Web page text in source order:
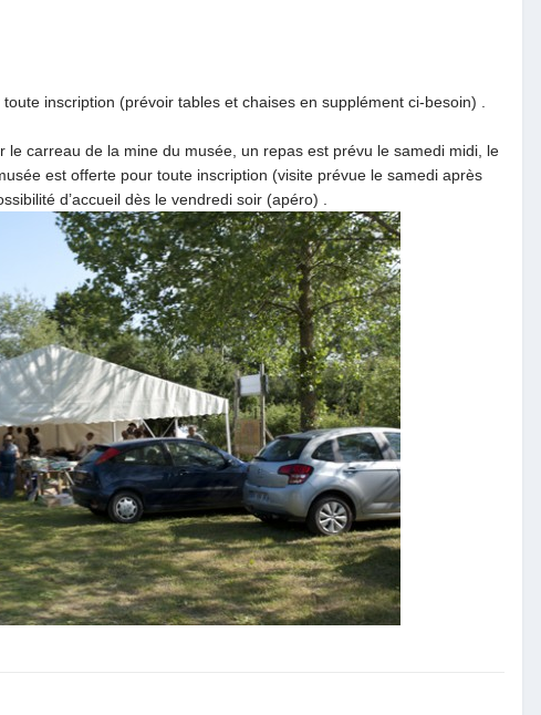
inscription (prévoir tables et chaises en supplément ci-besoin) .
carreau de la mine du musée, un repas est prévu le samedi midi, le
est offerte pour toute inscription (visite prévue le samedi après
d’accueil dès le vendredi soir (apéro) .